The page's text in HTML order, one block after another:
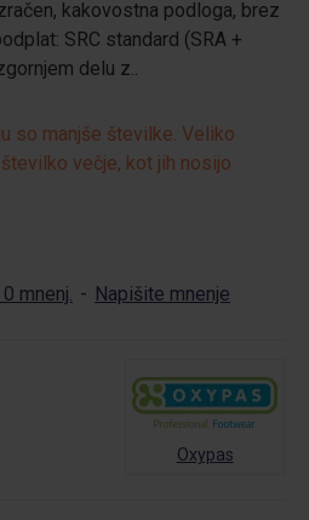
kakovostna podloga, brez
SRC standard (SRA +
delu z..
so manjše številke. Veliko
večje, kot jih nosijo
mnenj. - Napišite mnenje
Oxypas